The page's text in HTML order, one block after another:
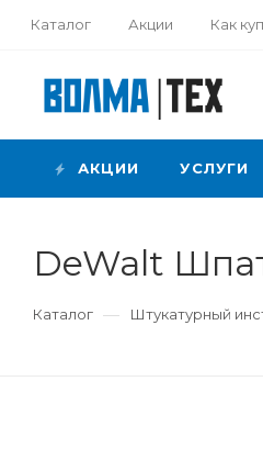
Каталог Акции Как
АКЦИИ УСЛУГИ
DeWalt
Каталог — Штукатурный